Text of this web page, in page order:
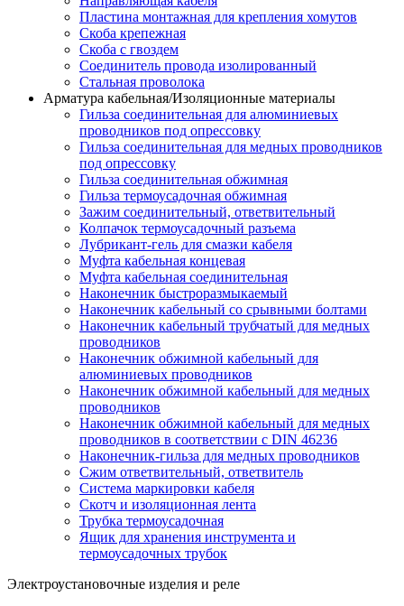
Пластина монтажная для крепления хомутов
Скоба крепежная
Скоба с гвоздем
Соединитель провода изолированный
Стальная проволока
Арматура кабельная/Изоляционные материалы
Гильза соединительная для алюминиевых
проводников под опрессовку
Гильза соединительная для медных проводников
под опрессовку
Гильза соединительная обжимная
Гильза термоусадочная обжимная
Зажим соединительный, ответвительный
Колпачок термоусадочный разъема
Лубрикант-гель для смазки кабеля
Муфта кабельная концевая
Муфта кабельная соединительная
Наконечник быстроразмыкаемый
Наконечник кабельный со срывными болтами
Наконечник кабельный трубчатый для медных
проводников
Наконечник обжимной кабельный для
алюминиевых проводников
Наконечник обжимной кабельный для медных
проводников
Наконечник обжимной кабельный для медных
проводников в соответствии с DIN 46236
Наконечник-гильза для медных проводников
Сжим ответвительный, ответвитель
Система маркировки кабеля
Скотч и изоляционная лента
Трубка термоусадочная
Ящик для хранения инструмента и
термоусадочных трубок
Электроустановочные изделия и реле